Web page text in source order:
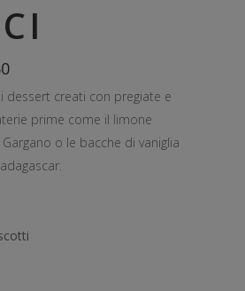
Fascia
prezzo:
da
€6,50
a
€7,50
dessert creati con pregiate e
prime come il limone
o le bacche di vaniglia